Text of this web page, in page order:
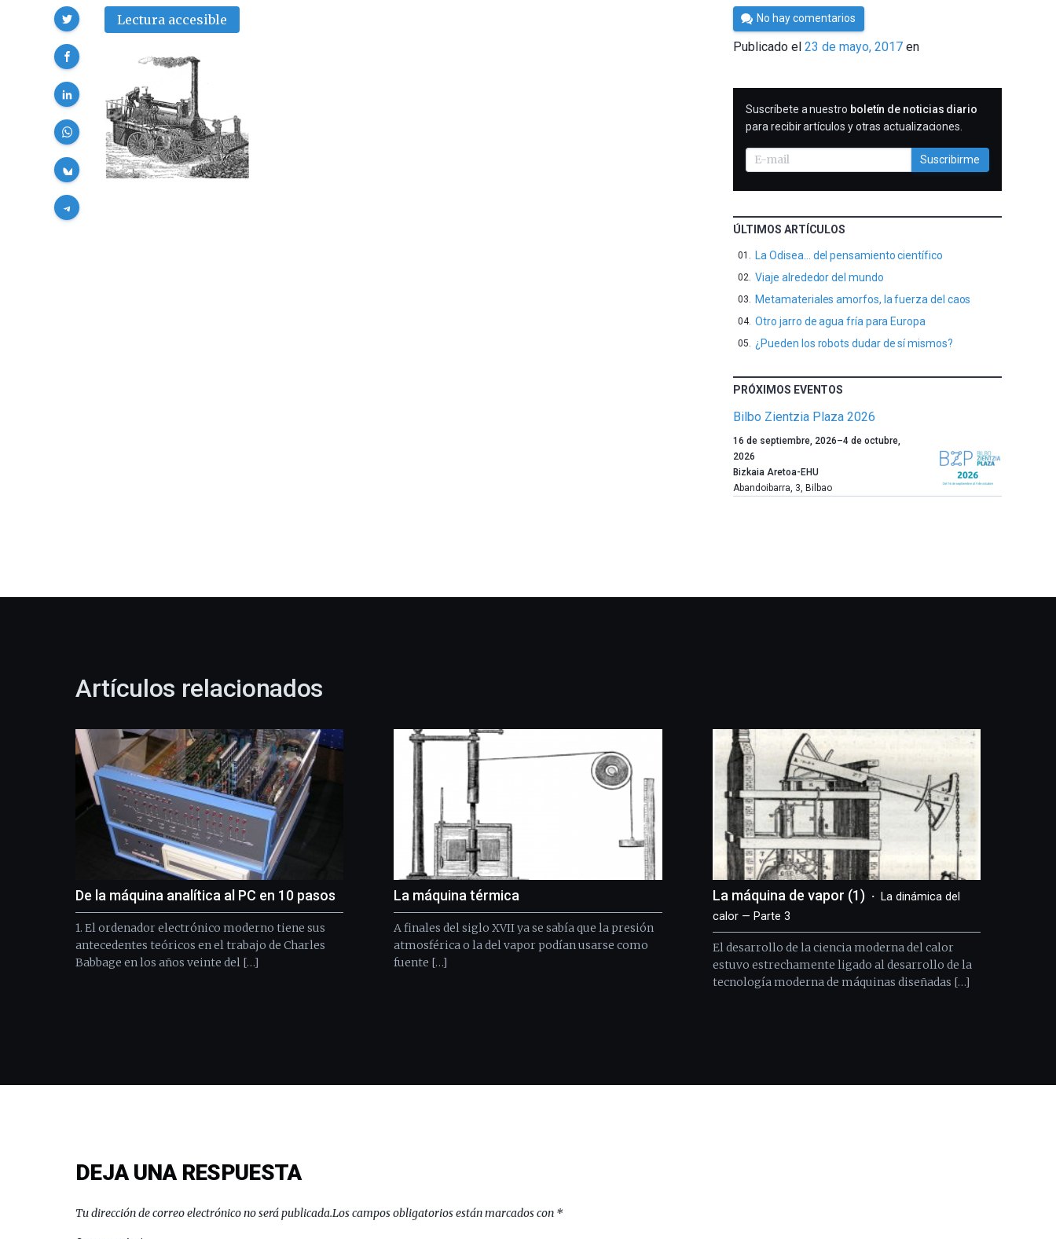
Lectura accesible
Compartir
Por
César
Tomé
No hay comentarios
Publicado el23 de mayo, 2017 en
SUSCRIBIRME
Suscríbete a nuestro boletín de noticias diario
para recibir artículos y otras actualizaciones.
Suscribirme
ÚLTIMOS ARTÍCULOS
La Odisea… del pensamiento científico
Viaje alrededor del mundo
Metamateriales amorfos, la fuerza del caos
Otro jarro de agua fría para Europa
¿Pueden los robots dudar de sí mismos?
PRÓXIMOS EVENTOS
Bilbo Zientzia Plaza 2026
Un
año
más,
Bilbao
la
Plaza
(BZP),
un
festival
que
llenará
la
ciudad
de
monólogos,
exposiciones,
conferencias,
y
espectáculos
ciencia
4
16 de septiembre, 2026–4 de octubre,
2026
Bizkaia Aretoa-EHU
Abandoibarra, 3, Bilbao
Artículos relacionados
De la máquina analítica al PC en 10 pasos
1. El ordenador electrónico moderno tiene sus
antecedentes teóricos en el trabajo de Charles
Babbage en los años veinte del […]
La máquina térmica
A finales del siglo XVII ya se sabía que la presión
atmosférica o la del vapor podían usarse como
fuente […]
La máquina de vapor (1)
La dinámica del
calor — Parte 3
El desarrollo de la ciencia moderna del calor
estuvo estrechamente ligado al desarrollo de la
tecnología moderna de máquinas diseñadas […]
DEJA UNA RESPUESTA
Tu dirección de correo electrónico no será publicada.Los campos obligatorios están marcados con *